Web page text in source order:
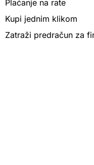
Plaćanje na rate
Kupi jednim klikom
Zatraži predračun za